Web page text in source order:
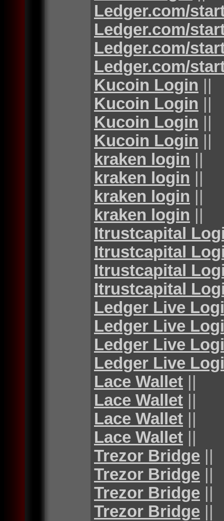
Ledger.com/
Ledger.com/
Ledger.com/
Ledger.com/
Kucoin Login ||
Kucoin Login ||
Kucoin Login ||
Kucoin Login ||
kraken login ||
kraken login ||
kraken login ||
kraken login ||
Itrustcapital
Itrustcapital
Itrustcapital
Itrustcapital
Ledger Live
Ledger Live
Ledger Live
Ledger Live
Lace Wallet ||
Lace Wallet ||
Lace Wallet ||
Lace Wallet ||
Trezor Bridge ||
Trezor Bridge ||
Trezor Bridge ||
Trezor Bridge ||